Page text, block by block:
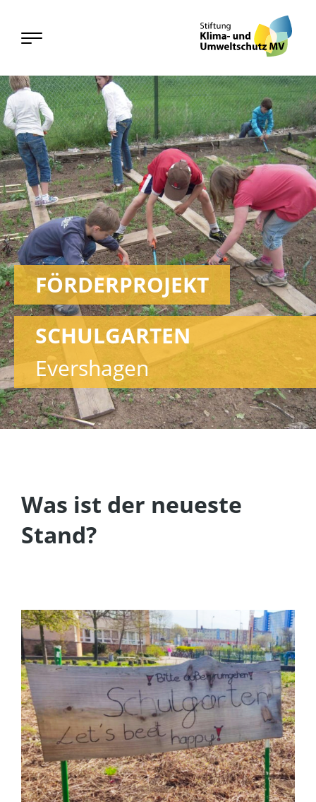
FÖRDERPROJEKT
SCHULGARTEN
Evershagen
Was ist der neueste
Stand?